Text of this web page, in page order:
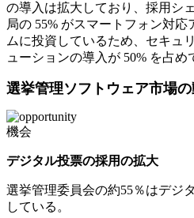
の導入は拡大しており、採用シ
局の 55% がスマートフォン対
ムに投資しているため、セキュ
ューションの導入が 50% を占め
選挙管理ソフトウェア市場の
機会
デジタル投票の採用の拡大
選挙管理委員会の約55％はデジ
している。